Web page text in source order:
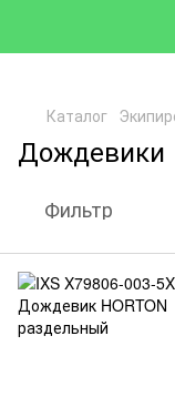
Каталог
Дождевики
Фильтр